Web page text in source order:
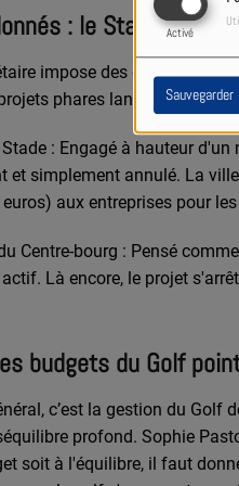
Activé
Sauvegarder
: le Stade et le
impose des décisions
phares lancés par
: Engagé à hauteur
et simplement annulé. La
aux entreprises pour
Centre-bourg : Pensé
Là encore, le projet
budgets du Golf
c’est la gestion du Golf
profond. Sophie
soit à l'équilibre, il faut